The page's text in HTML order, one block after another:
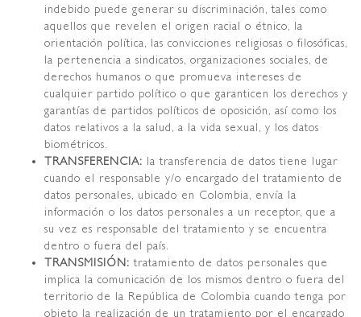
indebido puede generar su discriminación, tales como
aquellos que revelen el origen racial o étnico, la
orientación política, las convicciones religiosas o filosóficas,
la pertenencia a sindicatos, organizaciones sociales, de
derechos humanos o que promueva intereses de
cualquier partido político o que garanticen los derechos y
garantías de partidos políticos de oposición, así como los
datos relativos a la salud, a la vida sexual, y los datos
biométricos.
TRANSFERENCIA: la transferencia de datos tiene lugar
cuando el responsable y/o encargado del tratamiento de
datos personales, ubicado en Colombia, envía la
información o los datos personales a un receptor, que a
su vez es responsable del tratamiento y se encuentra
dentro o fuera del país.
TRANSMISIÓN: tratamiento de datos personales que
implica la comunicación de los mismos dentro o fuera del
territorio de la República de Colombia cuando tenga por
objeto la realización de un tratamiento por el encargado